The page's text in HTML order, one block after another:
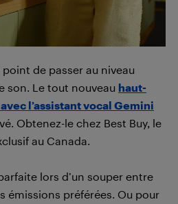
de passer au niveau
son. Le tout nouveau haut-
l’assistant vocal Gemini
Obtenez-le chez Best Buy, le
au Canada.
lors d’un souper entre
émissions préférées. Ou pour